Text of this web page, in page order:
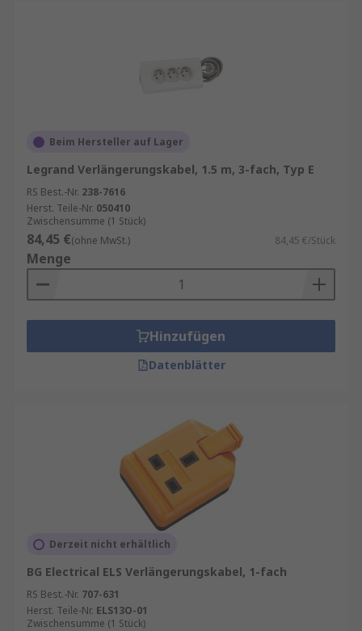
Beim Hersteller auf Lager
Legrand Verlängerungskabel, 1.5 m, 3-fach, Typ E
RS Best.-Nr. 238-7616
Herst. Teile-Nr. 050410
Zwischensumme (1 Stück)
84,45 €(ohne MwSt.) 84,45 €/Stück
Menge
Hinzufügen
Datenblätter
Derzeit nicht erhältlich
BG Electrical ELS Verlängerungskabel, 1-fach
RS Best.-Nr. 707-631
Herst. Teile-Nr. ELS13O-01
Zwischensumme (1 Stück)